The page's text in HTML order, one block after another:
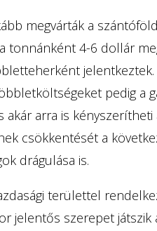
megvárták a
tonnánként 4-6 dollár
pedig a
arra is
csökkentését a
drágulása is.
területtel
jelentős szerepet játszik